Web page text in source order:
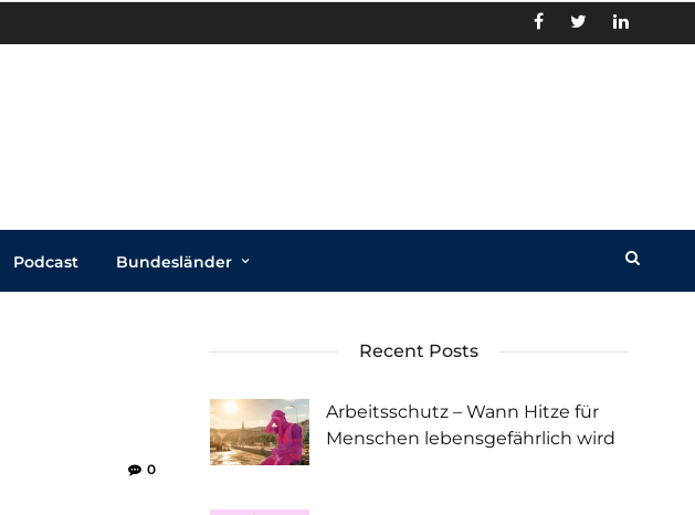
Podcast Bundesländer
0
Recent Posts
Arbeitsschutz – Wann Hitze für
Menschen lebensgefährlich wird